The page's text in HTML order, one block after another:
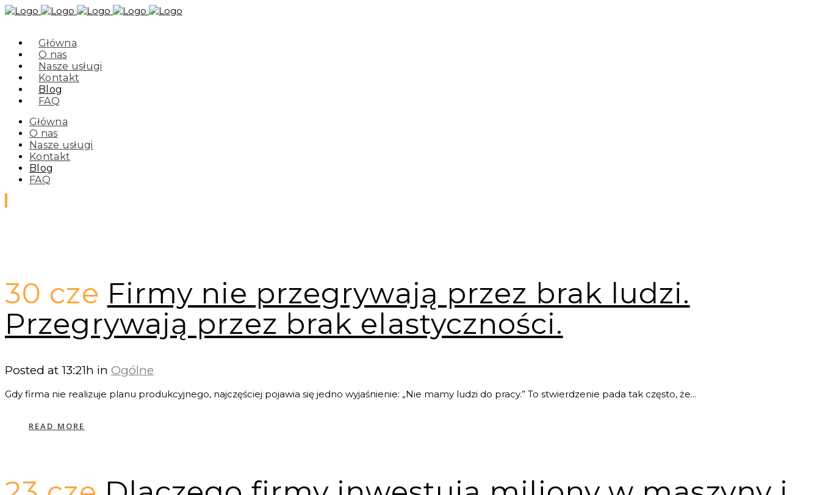
Główna
O nas
Nasze usługi
Kontakt
Blog
FAQ
Główna
O nas
Nasze usługi
Kontakt
Blog
FAQ
Blog
30 cze Firmy nie przegrywają przez brak ludzi.
Przegrywają przez brak elastyczności.
Posted at 13:21h in Ogólne
Gdy firma nie realizuje planu produkcyjnego, najczęściej pojawia się jedno wyjaśnienie: „Nie mamy ludzi do pracy.” To stwierdzenie pada tak często, że...
READ MORE